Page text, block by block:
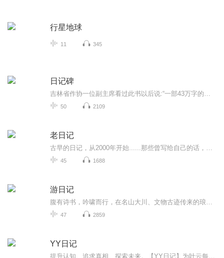
行星地球
11 345
日记碑
50 2109
老日记
45 1688
游日记
47 2859
YY日记